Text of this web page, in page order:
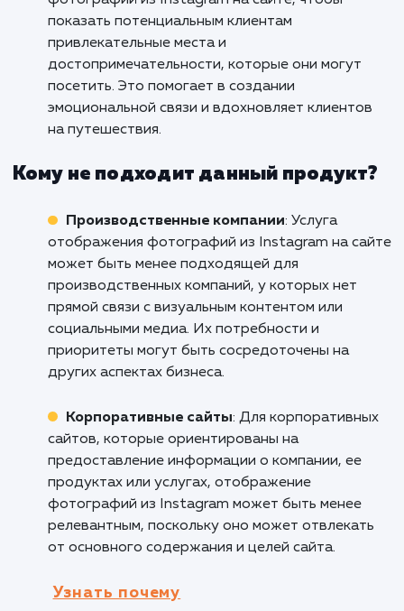
агентств, которые стремятся создать
привлекательные веб-сайты с динамическим
контентом. Она позволяет легко
фотографии из Instagram на сайт, добавляя
элементы социальной активности и
контент.
Рестораны и кафе: Для ресторанов и
отображение фотографий из Instagram на
сайте позволяет показать атмосферу
заведения, предлагаемые блюда и
удовлетворенных клиентов. Это может
привлечь новых посетителей и укрепить
агентства могут использовать отображение
фотографий из Instagram на сайте, чтобы
показать потенциальным клиентам
привлекательные места и
достопримечательности, которые они могут
посетить. Это помогает в создании
эмоциональной связи и вдохновляет
на путешествия.